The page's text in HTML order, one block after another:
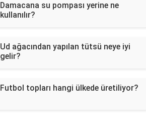
Damacana su pompası yerine ne
kullanılır?
Ud ağacından yapılan tütsü neye iyi
gelir?
Futbol topları hangi ülkede üretiliyor?